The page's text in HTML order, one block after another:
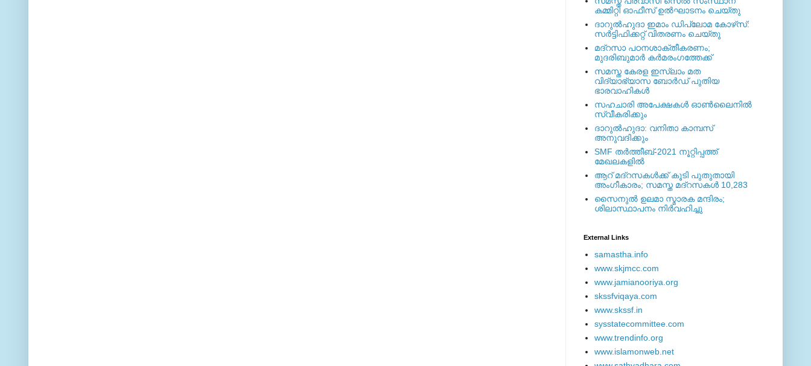
കമ്മിറ്റി ഓഫീസ് ഉല്‍ഘാടനം ചെയ്തു
ദാറുല്‍ഹുദാ ഇമാം ഡിപ്ലോമ കോഴ്‌സ്:
സര്‍ട്ടിഫിക്കറ്റ് വിതരണം ചെയ്തു
മദ്‌റസാ പഠനശാക്തീകരണം;
മുദരിബുമാര്‍ കര്‍മരംഗത്തേക്ക്
സമസ്ത കേരള ഇസ്ലാം മത
വിദ്യാഭ്യാസ ബോര്‍ഡ് പുതിയ
ഭാരവാഹികള്‍
സഹചാരി അപേക്ഷകൾ ഓൺലൈനിൽ
സ്വീകരിക്കും
ദാറുല്‍ഹുദാ: വനിതാ കാമ്പസ്
അനുവദിക്കും
SMF തര്‍ത്തീബ്-2021 നൂറ്റിപ്പത്ത്
മേഖലകളില്‍
ആറ് മദ്റസകള്‍ക്ക് കൂടി പുതുതായി
അംഗീകാരം; സമസ്ത മദ്റസകള്‍ 10,283
സൈനുല്‍ ഉലമാ സ്മാരക മന്ദിരം;
ശിലാസ്ഥാപനം നിര്‍വഹിച്ചു
External ‎Links
samastha.info
www.skjmcc.com
www.jamianooriya.org
skssfviqaya.com
www.skssf.in
sysstatecommittee.com
www.trendinfo.org
www.islamonweb.net